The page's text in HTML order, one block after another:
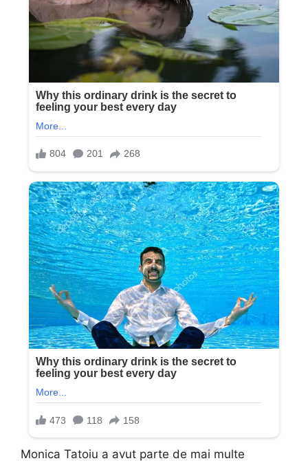
Monica Tatoiu a avut parte de mai multe